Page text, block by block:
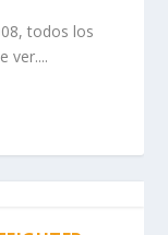
todos los
ver....